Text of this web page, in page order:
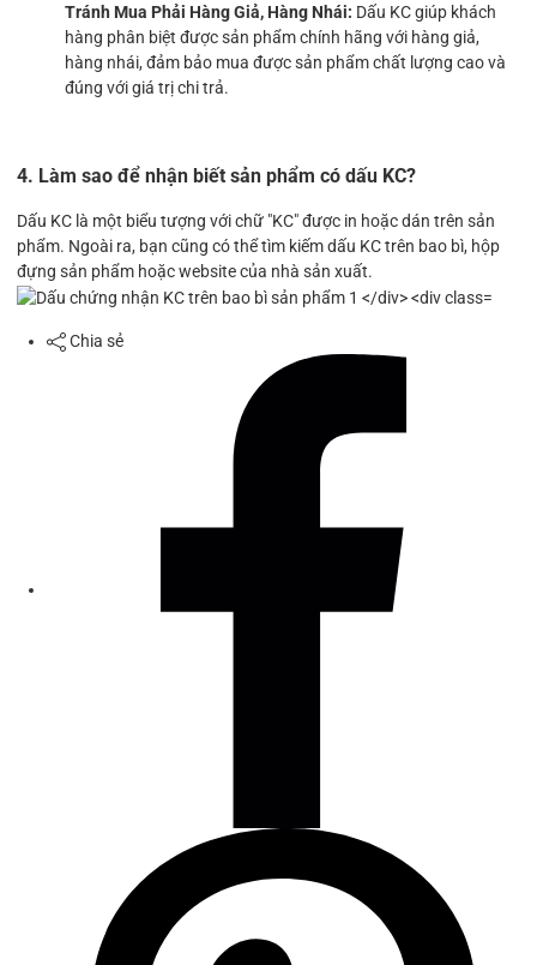
Tránh Mua Phải Hàng Giả, Hàng Nhái: Dấu KC giúp khách
hàng phân biệt được sản phẩm chính hãng với hàng giả,
hàng nhái, đảm bảo mua được sản phẩm chất lượng cao và
đúng với giá trị chi trả.
4. Làm sao để nhận biết sản phẩm có dấu KC?
Dấu KC là một biểu tượng với chữ "KC" được in hoặc dán trên sản
phẩm. Ngoài ra, bạn cũng có thể tìm kiếm dấu KC trên bao bì, hộp
đựng sản phẩm hoặc website của nhà sản xuất.
Chia sẻ